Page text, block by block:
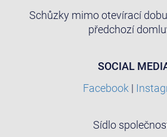
Schůzky mimo otevírací
předchozí
SOCIAL
Facebook|
Sídlo